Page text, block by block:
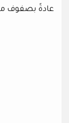
عادةً بصفوف